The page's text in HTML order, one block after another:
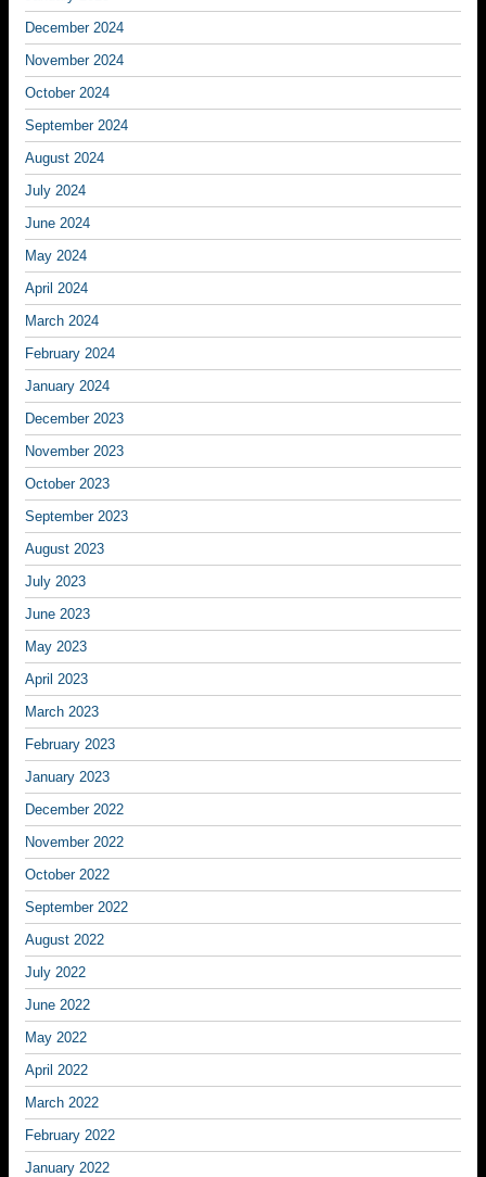
December 2024
November 2024
October 2024
September 2024
August 2024
July 2024
June 2024
May 2024
April 2024
March 2024
February 2024
January 2024
December 2023
November 2023
October 2023
September 2023
August 2023
July 2023
June 2023
May 2023
April 2023
March 2023
February 2023
January 2023
December 2022
November 2022
October 2022
September 2022
August 2022
July 2022
June 2022
May 2022
April 2022
March 2022
February 2022
January 2022